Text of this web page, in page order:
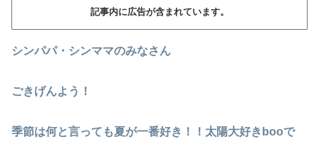
記事内に広告が含まれています。
シンパパ・シンママのみなさん
ごきげんよう！
季節は何と言っても夏が一番好き！！太陽大好きbooで